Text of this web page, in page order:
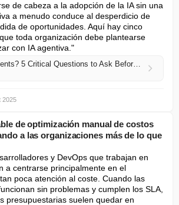
de cabeza a la adopción de la IA sin una
a menudo conduce al desperdicio de
de oportunidades. Aquí hay cinco
toda organización debe plantearse
con IA agentiva."
Building AI Agents? 5 Critical Questions to Ask Before You Automate
2025
de optimización manual de costos
a las organizaciones más de lo que
y DevOps que trabajan en
a centrarse principalmente en el
poca atención al coste. Cuando las
sin problemas y cumplen los SLA,
presupuestarias suelen quedar en